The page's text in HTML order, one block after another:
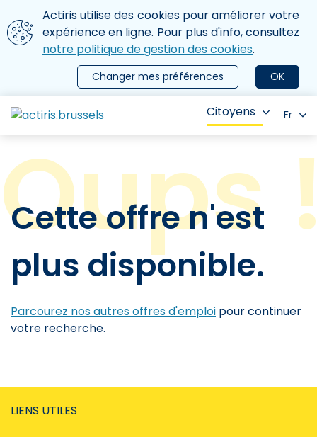
Aller au contenu principal
Nous utilisons des cookies
Actiris utilise des cookies pour améliorer votre
expérience en ligne. Pour plus d'info, consultez
notre politique de gestion des cookies.
OK
Changer mes préférences
le menu
Citoyens Fr
Cette offre n'est
plus disponible.
Parcourez nos autres offres d'emploi pour continuer
votre recherche.
LIENS UTILES